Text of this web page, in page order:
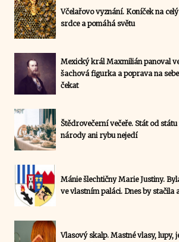
Včelařovo vyznání. Koníček na
srdce a pomáhá světu
Mexický král Maxmilián panoval
šachová figurka a poprava na
čekat
Štědrovečerní večeře. Stát od
národy ani rybu nejedí
Mánie šlechtičny Marie Justiny.
ve vlastním paláci. Dnes by stačila
Vlasový skalp. Mastné vlasy, lupy,